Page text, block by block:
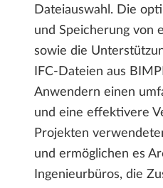
Dateiauswahl. Die
und Speicherung von
sowie die
IFC-Dateien aus
Anwendern einen
und eine effektivere
Projekten
und ermöglichen es
Ingenieurbüros, die